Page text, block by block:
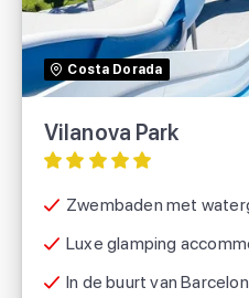
Costa Dorada
Vilanova Park
Zwembaden met
Luxe glamping
In de buurt van